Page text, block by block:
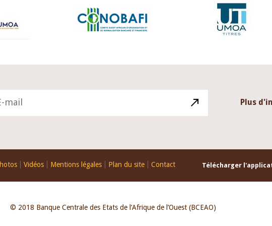
Plus
Vidéos Mentions légales Plan du site Contact Télécharger
© 2018 Banque Centrale des Etats de l’Afrique de l’Ouest (BCEAO)